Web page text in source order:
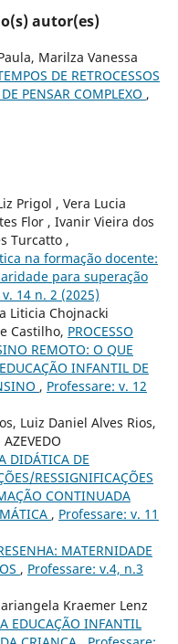
autor(es)
Marilza Vanessa
DE RETROCESSOS
PENSAR COMPLEXO ,
Prigol , Vera Lucia
Flor , Ivanir Vieira dos
Turcatto ,
na formação docente:
para superação
14 n. 2 (2025)
Liticia Chojnacki
Castilho, PROCESSO
REMOTO: O QUE
INFANTIL DE
, Professare: v. 12
Luiz Daniel Alves Rios,
DIDÁTICA DE
RESSIGNIFICAÇÕES
CONTINUADA
, Professare: v. 11
MATERNIDADE
, Professare: v.4, n.3
Kraemer Lenz
EDUCAÇÃO INFANTIL